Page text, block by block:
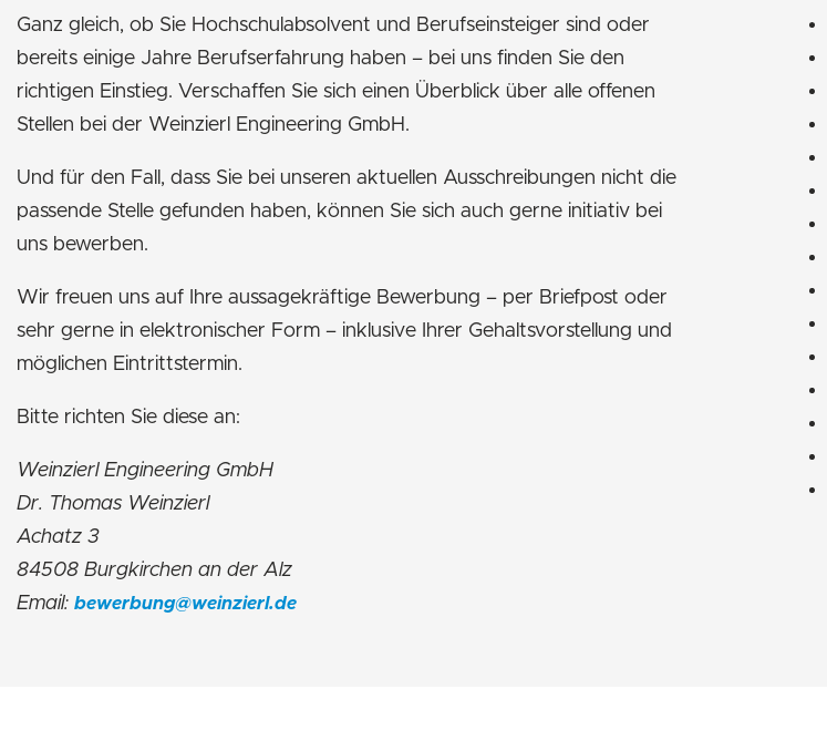
Ganz gleich, ob Sie Hochschulabsolvent und Berufseinsteiger sind oder
bereits einige Jahre Berufserfahrung haben – bei uns finden Sie den
richtigen Einstieg. Verschaffen Sie sich einen Überblick über alle offenen
Stellen bei der Weinzierl Engineering GmbH.
Und für den Fall, dass Sie bei unseren aktuellen Ausschreibungen nicht die
passende Stelle gefunden haben, können Sie sich auch gerne initiativ bei
uns bewerben.
Wir freuen uns auf Ihre aussagekräftige Bewerbung – per Briefpost oder
sehr gerne in elektronischer Form – inklusive Ihrer Gehaltsvorstellung und
möglichen Eintrittstermin.
Bitte richten Sie diese an:
Weinzierl Engineering GmbH
Dr. Thomas Weinzierl
Achatz 3
84508 Burgkirchen an der Alz
Email: bewerbung@weinzierl.de